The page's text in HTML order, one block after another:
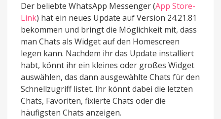
Der beliebte WhatsApp Messenger (App Store-
Link) hat ein neues Update auf Version 24.21.81
bekommen und bringt die Möglichkeit mit, dass
man Chats als Widget auf den Homescreen
legen kann. Nachdem ihr das Update installiert
habt, könnt ihr ein kleines oder großes Widget
auswählen, das dann ausgewählte Chats für den
Schnellzugriff listet. Ihr könnt dabei die letzten
Chats, Favoriten, fixierte Chats oder die
häufigsten Chats anzeigen.